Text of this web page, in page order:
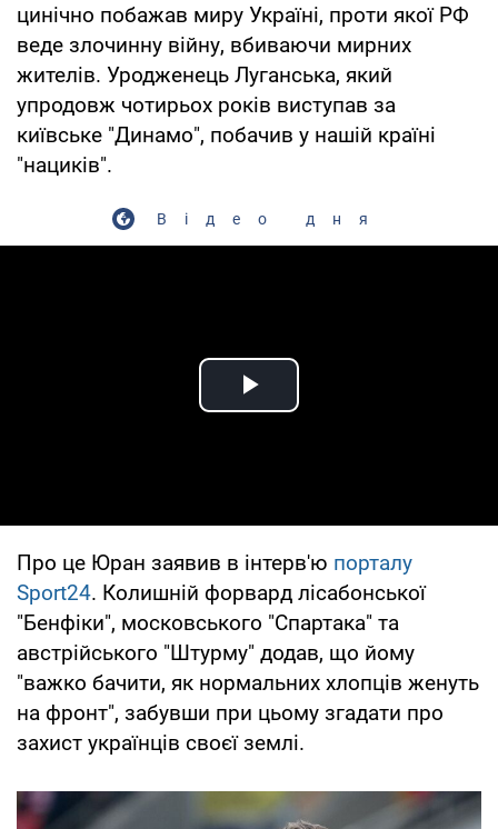
цинічно побажав миру Україні, проти якої РФ
веде злочинну війну, вбиваючи мирних
жителів. Уродженець Луганська, який
упродовж чотирьох років виступав за
київське "Динамо", побачив у нашій країні
"нациків".
Відео дня
Play Video
Про це Юран заявив в інтерв'ю порталу
Sport24. Колишній форвард лісабонської
"Бенфіки", московського "Спартака" та
австрійського "Штурму" додав, що йому
"важко бачити, як нормальних хлопців женуть
на фронт", забувши при цьому згадати про
захист українців своєї землі.